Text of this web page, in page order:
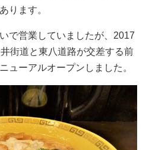
ります。
で営業していましたが、2017
街道と東八道路が交差する前
ューアルオープンしました。